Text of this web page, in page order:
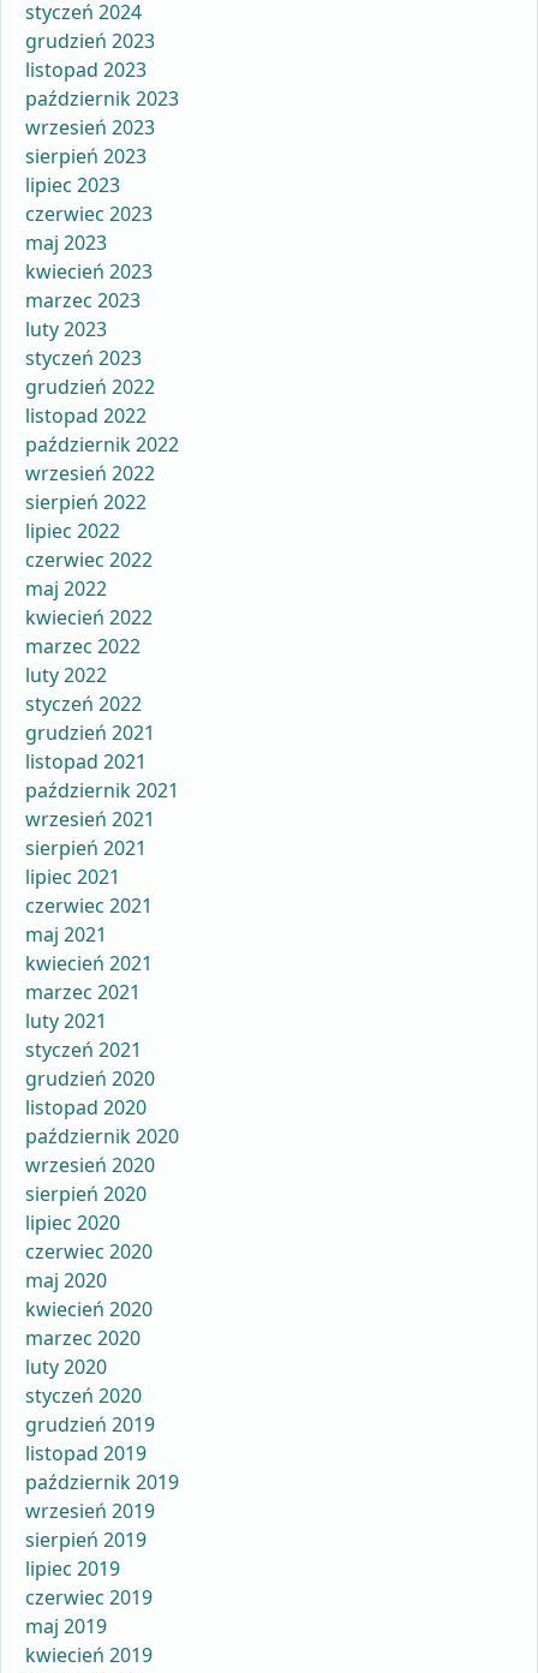
styczeń 2024
grudzień 2023
listopad 2023
październik 2023
wrzesień 2023
sierpień 2023
lipiec 2023
czerwiec 2023
maj 2023
kwiecień 2023
marzec 2023
luty 2023
styczeń 2023
grudzień 2022
listopad 2022
październik 2022
wrzesień 2022
sierpień 2022
lipiec 2022
czerwiec 2022
maj 2022
kwiecień 2022
marzec 2022
luty 2022
styczeń 2022
grudzień 2021
listopad 2021
październik 2021
wrzesień 2021
sierpień 2021
lipiec 2021
czerwiec 2021
maj 2021
kwiecień 2021
marzec 2021
luty 2021
styczeń 2021
grudzień 2020
listopad 2020
październik 2020
wrzesień 2020
sierpień 2020
lipiec 2020
czerwiec 2020
maj 2020
kwiecień 2020
marzec 2020
luty 2020
styczeń 2020
grudzień 2019
listopad 2019
październik 2019
wrzesień 2019
sierpień 2019
lipiec 2019
czerwiec 2019
maj 2019
kwiecień 2019